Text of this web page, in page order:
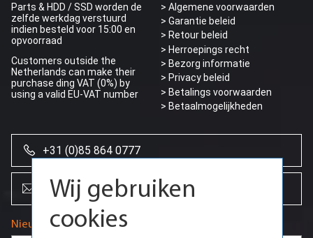
Parts & HDD / SSD worden de
zelfde werkdag verstuurd
indien besteld voor 15:00 en
opvoorraad
Customers outside the
Netherlands can make their
purchase ding VAT (0%) by
using a valid EU-VAT number
> Algemene voorwaarden
> Garantie beleid
> Retour beleid
> Herroepings recht
> Bezorg informatie
> Privacy beleid
> Betalings voorwaarden
> Betaalmogelijkheden
+31 (0)85 864 0777
info@creoserver.com
Nieuwsbrief
Wij gebruiken
cookies